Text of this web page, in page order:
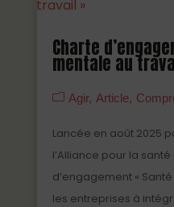
Charte
mentale au
Agir Article
Lancée en août 2025
l’Alliance pour la
d’engagement «
les entreprises à